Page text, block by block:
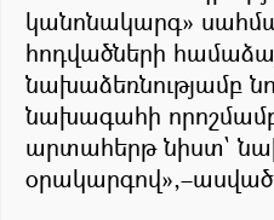
կանոնակարգ»
հոդվածների
նախաձեռնությամբ
նախագահի
արտահերթ նիստ`
օրակարգով»,–ասված